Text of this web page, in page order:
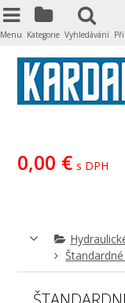
0,00 € s DPH
Menu Kategorie Vyhledávání